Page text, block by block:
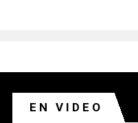
EN VIDEO